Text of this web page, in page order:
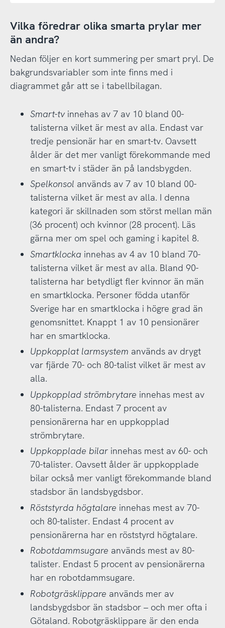
Vilka föredrar olika smarta prylar mer
än andra?
Nedan följer en kort summering per smart pryl. De
bakgrundsvariabler som inte finns med i
diagrammet går att se i tabellbilagan.
Smart-tvinnehas av 7 av 10 bland 00-
talisterna vilket är mest av alla. Endast var
tredje pensionär har en smart-tv. Oavsett
ålder är det mer vanligt förekommande med
en smart-tv i städer än på landsbygden.
Spelkonsol används av 7 av 10 bland 00-
talisterna vilket är mest av alla. I denna
kategori är skillnaden som störst mellan män
(36 procent) och kvinnor (28 procent). Läs
gärna mer om spel och gaming i kapitel 8.
Smartklocka innehas av 4 av 10 bland 70-
talisterna vilket är mest av alla. Bland 90-
talisterna har betydligt fler kvinnor än män
en smartklocka. Personer födda utanför
Sverige har en smartklocka i högre grad än
genomsnittet. Knappt 1 av 10 pensionärer
har en smartklocka.
Uppkopplat larmsystem används av drygt
var fjärde 70- och 80-talist vilket är mest av
alla.
Uppkopplad strömbrytare innehas mest av
80-talisterna. Endast 7 procent av
pensionärerna har en uppkopplad
strömbrytare.
Uppkopplade bilarinnehas mest av 60- och
70-talister. Oavsett ålder är uppkopplade
bilar också mer vanligt förekommande bland
stadsbor än landsbygdsbor.
Röststyrda högtalare innehas mest av 70-
och 80-talister. Endast 4 procent av
pensionärerna har en röststyrd högtalare.
Robotdammsugare används mest av 80-
talister. Endast 5 procent av pensionärerna
har en robotdammsugare.
Robotgräsklippare används mer av
landsbygdsbor än stadsbor – och mer ofta i
Götaland. Robotgräsklippare är den enda